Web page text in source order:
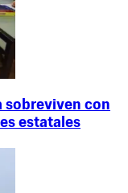
sobreviven con
estatales